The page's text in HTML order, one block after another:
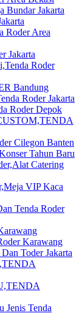
Bundar Jakarta
Roder Area
Jakarta
Roder
Bandung
Roder Jakarta
Roder Depok
Cilegon Banten
Tahun Baru
Catering
VIP Kaca
Tenda Roder
Karawang
Toder Jakarta
Jenis Tenda